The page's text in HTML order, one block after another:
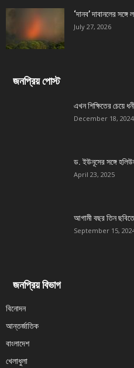
‘দানব’ দাবানলের
July 27, 2026
জনপ্রিয় পোস্ট
এখন শিক্ষিতের চেয়ে
December 18, 2024
ড. ইউনূসের সঙ্গে
April 23, 2025
আগামী বছর তিন
September 15,
জনপ্রিয় বিভাগ
বিনোদন
আন্তর্জাতিক
বাংলাদেশ
খেলাধুলা